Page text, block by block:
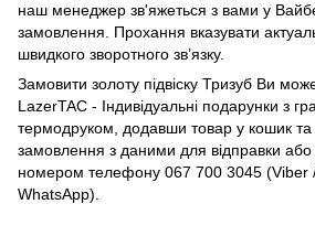
наш менеджер зв'яжеться з вами у
замовлення. Прохання вказувати
швидкого зворотного зв’язку.
Замовити золоту підвіску Тризуб Ви
LazerTAC - Індивідуальні подарунки з
термодруком, додавши товар у кошик
замовлення з даними для відправки
номером телефону 067 700 3045 (Viber
WhatsApp).